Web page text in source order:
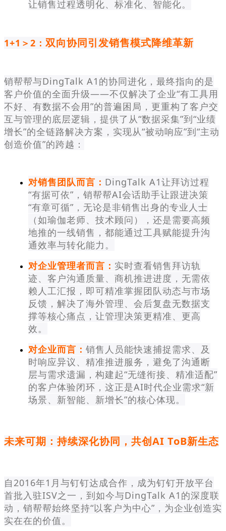
让销售过程透明化、标准化、智能化。
1+1＞2： 双向协同引发销售模式降维革新
销帮帮与DingTalk A1的协同进化，最终指向的是
客户价值的全面升级——不仅解决了企业“有工具用
不好、有数据不会用”的普遍困局，更重构了客户交
互与管理的底层逻辑，提供了从“数据采集”到“业绩
增长”的全链路解决方案，实现从“被动响应”到“主动
创造价值”的跨越：
对销售团队而言： DingTalk A1让拜访过程
“有据可依”，销帮帮AI会话助手让跟进决策
“有章可循”，无论是非销售出身的专业人士
（如瑜伽老师、技术顾问），还是需要高频
地推的一线销售，都能通过工具赋能提升沟
通效率与转化能力。
对企业管理者而言： 实时查看销售拜访轨
迹、客户沟通质量、商机推进进度，无需依
赖人工汇报，即可精准掌握团队动态与市场
反馈，解决了海外管理、会后复盘无数据支
撑等核心痛点，让管理决策更精准、更高
效。
对企业而言： 销售人员能快速捕捉需求、及
时响应异议、精准推进服务，避免了沟通断
层与需求遗漏，构建起“无缝衔接、精准适配”
的客户体验闭环，这正是AI时代企业需求“新
场景、新智能、新增长”的核心体现。
未来可期： 持续深化协同，共创AI ToB新生态
自2016年1月与钉钉达成合作，成为钉钉开放平台
首批入驻ISV之一，到如今与DingTalk A1的深度联
动，销帮帮始终坚持“以客户为中心”，为企业创造实
实在在的价值。